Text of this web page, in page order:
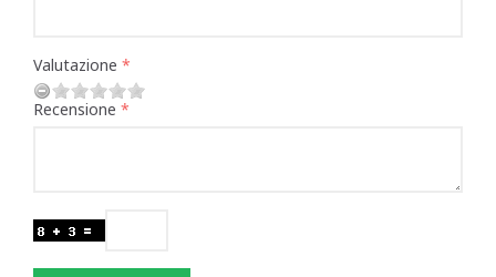
Valutazione
Recensione